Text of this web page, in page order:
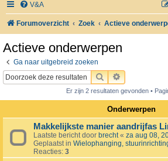
V&A
Forumoverzicht Zoek Actieve
Actieve onderwerpen
Ga naar uitgebreid zoeken
ZOEKUITGEBREID
Er zijn 2 resultaten gevonden •
Onderwerpen
Makkelijkste manier aandrijfas
Laatste bericht door brecht« za aug 08,
Geplaatst in Wielophanging,
Reacties: 3